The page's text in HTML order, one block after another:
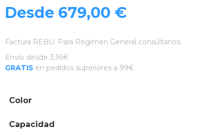
Desde 679,00 €
Factura REBU. Para Régimen General consúltanos.
Envío desde 3,95€
GRATIS en pedidos superiores a 99€
Color
Capacidad